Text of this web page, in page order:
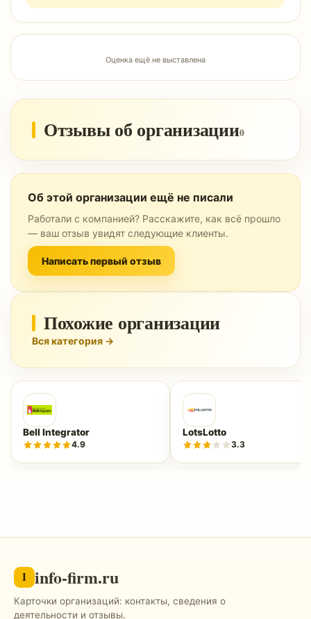
Оценка ещё не выставлена
Отзывы об организации0
Об этой организации ещё не писали
Работали с компанией? Расскажите, как всё прошло
— ваш отзыв увидят следующие клиенты.
Написать первый отзыв
Похожие организации
Вся категория →
Bell Integrator
4.9
LotsLotto
3.3
I info-firm.ru
Карточки организаций: контакты, сведения о
деятельности и отзывы.